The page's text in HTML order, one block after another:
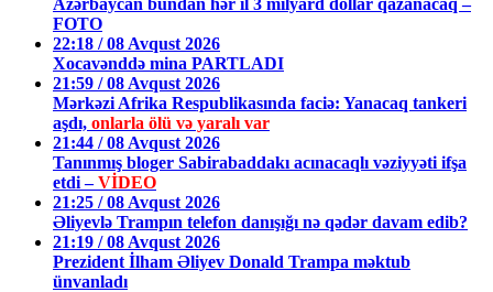
FOTO
22:18 / 08 Avqust 2026
Xocavənddə mina PARTLADI
21:59 / 08 Avqust 2026
Mərkəzi Afrika Respublikasında faciə: Yanacaq tankeri
aşdı, onlarla ölü və yaralı var
21:44 / 08 Avqust 2026
Tanınmış bloger Sabirabaddakı acınacaqlı vəziyyəti ifşa
etdi –VİDEO
21:25 / 08 Avqust 2026
Əliyevlə Trampın telefon danışığı nə qədər davam edib?
21:19 / 08 Avqust 2026
Prezident İlham Əliyev Donald Trampa məktub
ünvanladı